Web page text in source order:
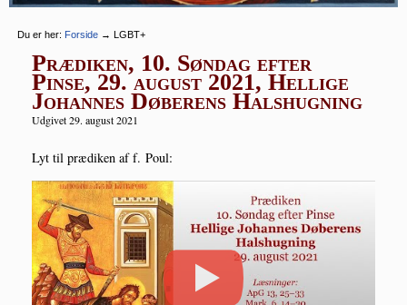
Du er her: Forside → LGBT+
Prædiken, 10. Søndag efter
Pinse, 29. august 2021, Hellige
Johannes Døberens Halshugning
Udgivet 29. august 2021
Lyt til præ­di­ken af f. Poul: